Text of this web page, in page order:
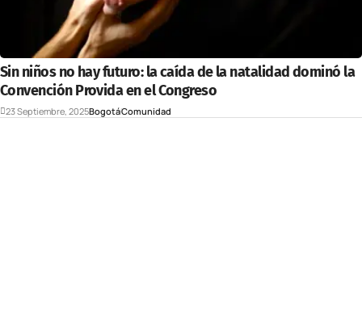
Sin niños no hay futuro: la caída de la natalidad dominó la
Convención Provida en el Congreso
23 Septiembre, 2025BogotáComunidad